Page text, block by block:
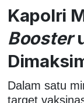
Kapolri
Booster
Dalam satu
target